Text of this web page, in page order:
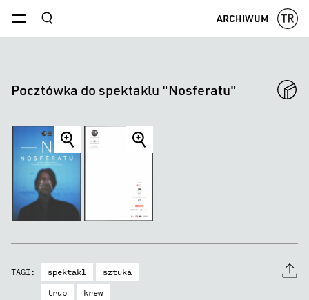
menu szukaj ARCHIWUM
Pocztówka do spektaklu "Nosferatu"
title
item
title
TAGI: spektakl
sztuka
trup
krew